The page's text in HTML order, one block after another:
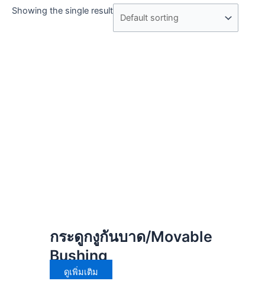
Showing the single result
กระดูกงูกันบาด/Movable
Bushing
ดูเพิ่มเติม